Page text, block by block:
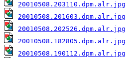
20010508.203110.dpm.alr.jpg
20010508.201603.dpm.alr.jpg
20010508.202526.dpm.alr.jpg
20010508.182805.dpm.alr.jpg
20010508.190112.dpm.alr.jpg